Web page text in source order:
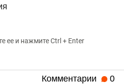
ее и нажмите Ctrl + Enter
Комментарии 0